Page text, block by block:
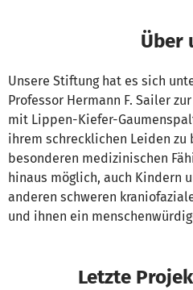
Über
Unsere Stiftung hat es sich
Professor Hermann F. Sailer
mit Lippen-Kiefer-
ihrem schrecklichen Leiden zu
besonderen medizinischen
hinaus möglich, auch Kindern
anderen schweren
und ihnen ein
Letzte